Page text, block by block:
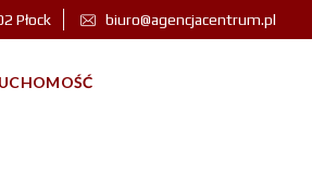
Płock biuro@agencjacentrum.pl